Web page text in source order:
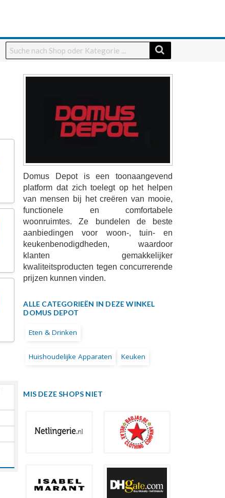
Domus Depot is een toonaangevend
platform dat zich toelegt op het helpen
van mensen bij het creëren van mooie,
functionele en comfortabele
woonruimtes. Ze bundelen de beste
aanbiedingen voor woon-, tuin- en
keukenbenodigdheden, waardoor
klanten gemakkelijker
kwaliteitsproducten tegen concurrerende
prijzen kunnen vinden.
ALLE CATEGORIEËN IN DEZE WINKEL
DOMUS DEPOT
Eten & Drinken
Huishoudelijke Apparaten Keuken
MIS DEZE SHOPS NIET